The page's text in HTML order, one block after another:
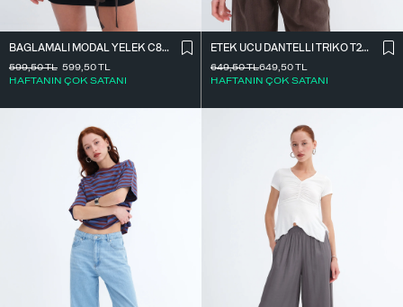
BAĞLAMALI MODAL YELEK C8021
599,50TL
HAFTANIN ÇOK SATANI
599,50TL
ETEK UCU DANTELLI TRIKO T261025
649,50TL
HAFTANIN ÇOK SATANI
649,50TL